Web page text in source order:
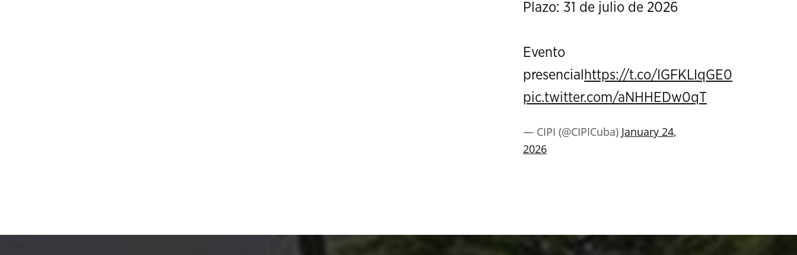
Plazo: 31 de julio de 2026
Evento
presencial https://t.co/IGFKLIqGE0
pic.twitter.com/aNHHEDw0qT
— CIPI (@CIPICuba) January 24,
2026